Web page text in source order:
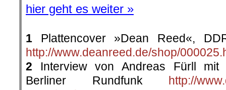
hier geht es weiter »
1 Plattencover »Dean Reed«,
http://www.deanreed.de/shop/
2 Interview von Andreas Fürll mit
Berliner Rundfunk
http://